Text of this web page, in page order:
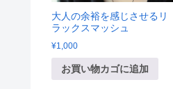
大人の余裕を感じさせるリ
ラックスマッシュ
¥1,000
お買い物カゴに追加